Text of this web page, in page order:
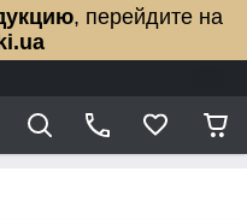
, перейдите на